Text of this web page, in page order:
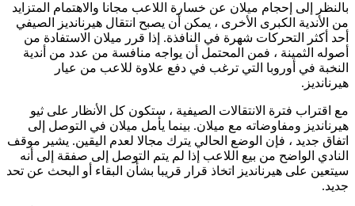
بالنظر إلى إحجام ميلان عن خسارة اللاعب مجانا والاهتمام المتزايد
من الأندية الكبرى الأخرى ، يمكن أن يصبح انتقال هيرنانديز الصيفي
أحد أكثر التحركات شهرة في النافذة. إذا قرر ميلان الاستفادة من
أصوله الثمينة ، فمن المحتمل أن يواجه منافسة من عدد من أندية
النخبة في أوروبا التي ترغب في دفع علاوة للاعب من عيار
هيرنانديز.
مع اقتراب فترة الانتقالات الصيفية ، ستكون كل الأنظار على ثيو
هيرنانديز ومفاوضاته مع ميلان. بينما يأمل ميلان في التوصل إلى
اتفاق جديد ، فإن الوضع الحالي يترك مجالا لعدم اليقين. يشير موقف
النادي الواضح من بيع اللاعب إذا لم يتم التوصل إلى صفقة إلى أنه
سيتعين على هيرنانديز اتخاذ قرار قريبا بشأن البقاء أو البحث عن تحد
جديد.